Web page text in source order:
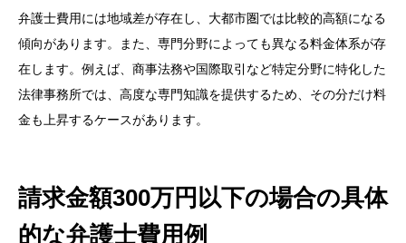
弁護士費用には地域差が存在し、大都市圏では比較的高額になる
傾向があります。また、専門分野によっても異なる料金体系が存
在します。例えば、商事法務や国際取引など特定分野に特化した
法律事務所では、高度な専門知識を提供するため、その分だけ料
金も上昇するケースがあります。
請求金額300万円以下の場合の具体
的な弁護士費用例
目次